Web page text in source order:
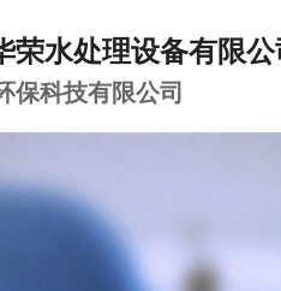
荣水处理设备有限公
保科技有限公司